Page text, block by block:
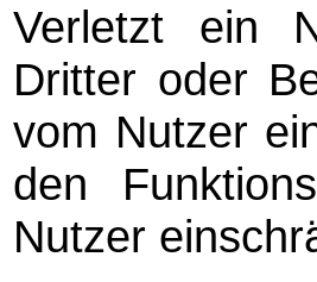
Verletzt ein
Dritter oder
vom Nutzer
den
Nutzer